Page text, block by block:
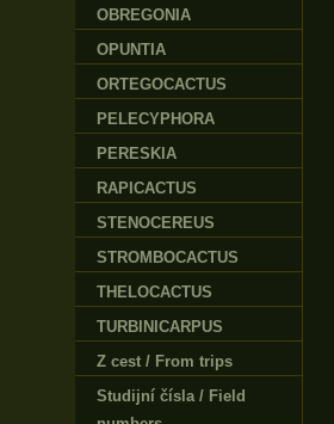
OBREGONIA
OPUNTIA
ORTEGOCACTUS
PELECYPHORA
PERESKIA
RAPICACTUS
STENOCEREUS
STROMBOCACTUS
THELOCACTUS
TURBINICARPUS
Z cest / From trips
Studijní čísla / Field